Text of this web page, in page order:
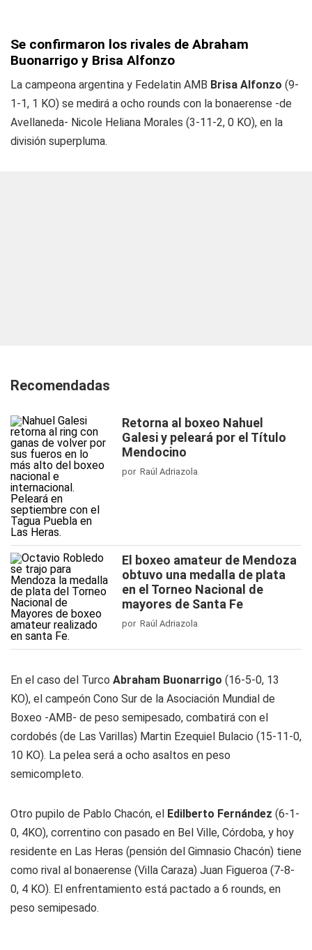
Se confirmaron los rivales de Abraham
Buonarrigo y Brisa Alfonzo
La campeona argentina y Fedelatin AMB Brisa Alfonzo (9-
1-1, 1 KO) se medirá a ocho rounds con la bonaerense -de
Avellaneda- Nicole Heliana Morales (3-11-2, 0 KO), en la
división superpluma.
Recomendadas
Retorna al boxeo Nahuel
Galesi y peleará por el Título
Mendocino
por Raúl Adriazola
El boxeo amateur de Mendoza
obtuvo una medalla de plata
en el Torneo Nacional de
mayores de Santa Fe
por Raúl Adriazola
En el caso del Turco Abraham Buonarrigo (16-5-0, 13
KO), el campeón Cono Sur de la Asociación Mundial de
Boxeo -AMB- de peso semipesado, combatirá con el
cordobés (de Las Varillas) Martin Ezequiel Bulacio (15-11-0,
10 KO). La pelea será a ocho asaltos en peso
semicompleto.
Otro pupilo de Pablo Chacón, el Edilberto Fernández (6-1-
0, 4KO), correntino con pasado en Bel Ville, Córdoba, y hoy
residente en Las Heras (pensión del Gimnasio Chacón) tiene
como rival al bonaerense (Villa Caraza) Juan Figueroa (7-8-
0, 4 KO). El enfrentamiento está pactado a 6 rounds, en
peso semipesado.